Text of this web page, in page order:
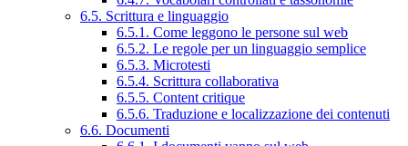
6.5. Scrittura e linguaggio
6.5.1. Come leggono le persone sul web
6.5.2. Le regole per un linguaggio semplice
6.5.3. Microtesti
6.5.4. Scrittura collaborativa
6.5.5. Content critique
6.5.6. Traduzione e localizzazione dei contenuti
6.6. Documenti